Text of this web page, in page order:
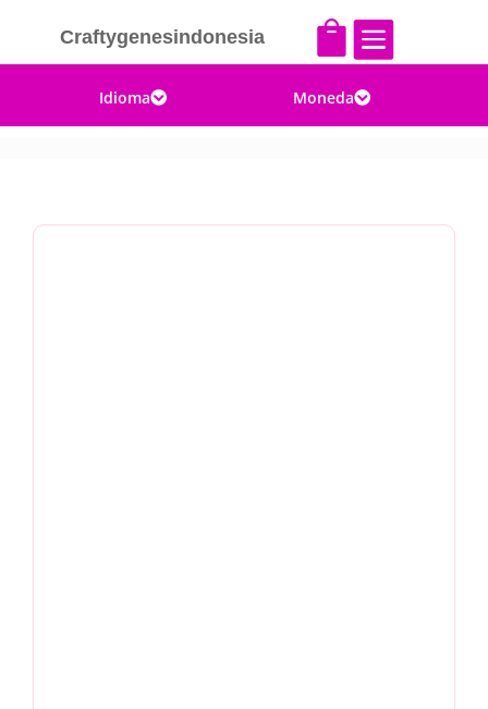
Craftygenesindonesia  
Idioma Moneda